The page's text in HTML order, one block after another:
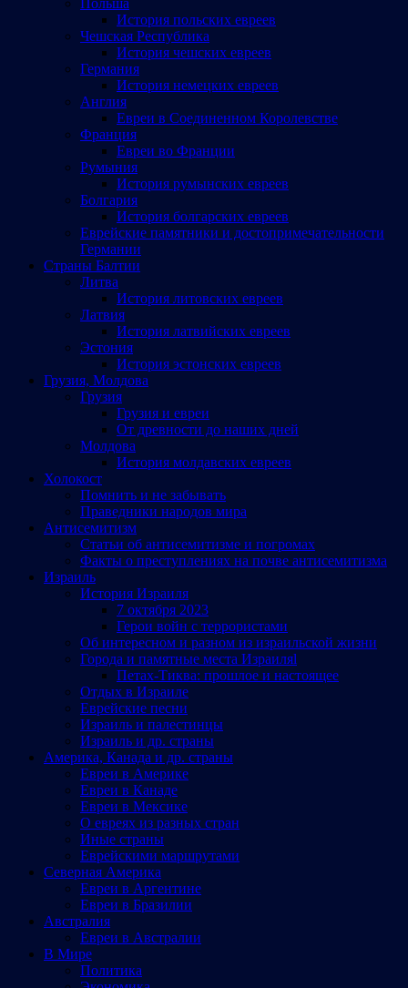
История польских евреев
Чешская Республика
История чешских евреев
Германия
История немецких евреев
Англия
Евреи в Соединенном Королевстве
Франция
Евреи во Франции
Румыния
История румынских евреев
Болгария
История болгарских евреев
Еврейские памятники и достопримечательности
Германии
Страны Балтии
Литва
История литовских евреев
Латвия
История латвийских евреев
Эстония
История эстонских евреев
Грузия, Молдова
Грузия
Грузия и евреи
От древности до наших дней
Молдова
История молдавских евреев
Холокост
Помнить и не забывать
Праведники народов мира
Антисемитизм
Статьи об антисемитизме и погромах
Факты о преступлениях на почве антисемитизма
Израиль
История Израиля
7 октября 2023
Герои войн с террористами
Об интересном и разном из израильской жизни
Города и памятные места Израиляl
Петах-Тиква: прошлое и настоящее
Отдых в Израиле
Еврейские песни
Израиль и палестинцы
Израиль и др. страны
Америка, Канада и др. страны
Евреи в Америке
Евреи в Канаде
Евреи в Мексике
О евреях из разных стран
Иные страны
Еврейскими маршрутами
Северная Америка
Евреи в Аргентине
Евреи в Бразилии
Австралия
Евреи в Австралии
В Мире
Политика